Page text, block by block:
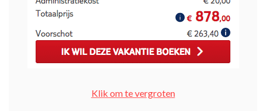
Klik om te vergroten